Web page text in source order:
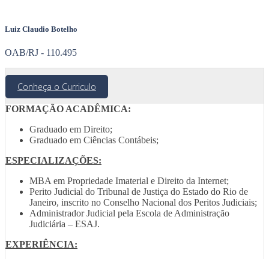
Luiz Claudio Botelho
OAB/RJ - 110.495
Conheça o Curriculo
FORMAÇÃO ACADÊMICA:
Graduado em Direito;
Graduado em Ciências Contábeis;
ESPECIALIZAÇÕES:
MBA em Propriedade Imaterial e Direito da Internet;
Perito Judicial do Tribunal de Justiça do Estado do Rio de
Janeiro, inscrito no Conselho Nacional dos Peritos Judiciais;
Administrador Judicial pela Escola de Administração
Judiciária – ESAJ.
EXPERIÊNCIA: